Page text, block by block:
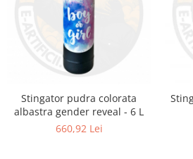
Stingator pudra colorata
albastra gender reveal - 6 L
660,92 Lei